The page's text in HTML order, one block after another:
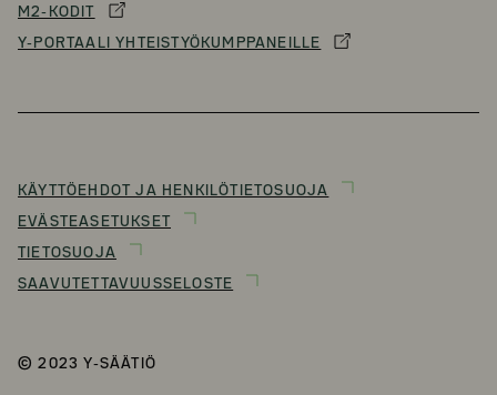
M2-KODIT
Y-PORTAALI YHTEISTYÖKUMPPANEILLE
© 2023 Y-SÄÄTIÖ
KÄYTTÖEHDOT JA HENKILÖTIETOSUOJA
EVÄSTEASETUKSET
TIETOSUOJA
SAAVUTETTAVUUSSELOSTE